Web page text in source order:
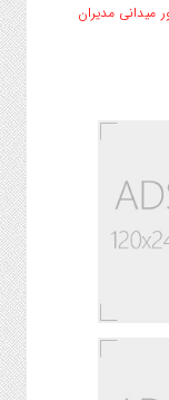
میدانی مدیران